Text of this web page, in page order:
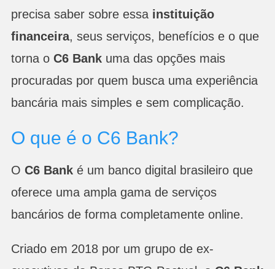
precisa saber sobre essa instituição
financeira, seus serviços, benefícios e o que
torna o C6 Bankuma das opções mais
procuradas por quem busca uma experiência
bancária mais simples e sem complicação.
O que é o C6 Bank?
O C6 Banké um banco digital brasileiro que
oferece uma ampla gama de serviços
bancários de forma completamente online.
Criado em 2018 por um grupo de ex-